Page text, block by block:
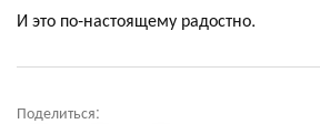
И это по-настоящему радостно.
Поделиться: